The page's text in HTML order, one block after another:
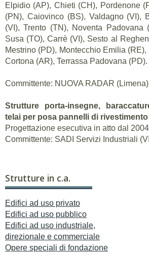
Elpidio (AP), Chieti (CH), Pordenone
(PN), Caiovinco (BS), Valdagno (VI),
(VI), Trento (TN), Noventa Padovana
Susa (TO), Carrè (VI), Sesto al
Mestrino (PD), Montecchio Emilia
Cortona (AR), Terrassa Padovana (PD).
Committente: NUOVA RADAR (Limena)
Strutture porta-insegne,
telai per posa pannelli di rivestimento
Progettazione esecutiva in atto dal 2004
Committente: SADI Servizi Industriali
Strutture in c.a.
Edifici ad uso privato
Edifici ad uso pubblico
Edifici ad uso industriale,
direzionale e commerciale
Opere speciali di fondazione